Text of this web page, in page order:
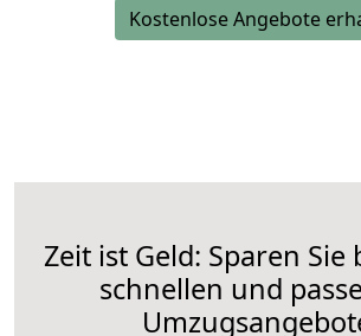
Kostenlose Angebote
Zeit ist Geld: Sparen Sie
schnellen und